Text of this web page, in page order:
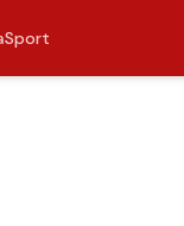
Sport